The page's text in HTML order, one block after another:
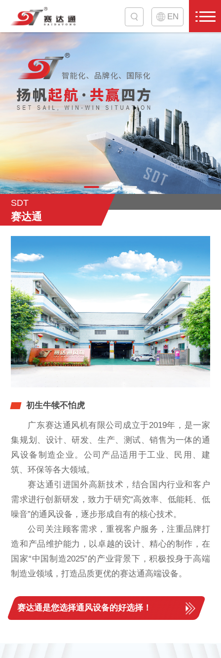
EN
SDT
赛达通
初生牛犊不怕虎
广东赛达通风机有限公司成立于2019年，是一家
集规划、设计、研发、生产、测试、销售为一体的通
风设备制造企业。公司产品适用于工业、民用、建
筑、环保等各大领域。
赛达通引进国外高新技术，结合国内行业和客户
需求进行创新研发，致力于研究“高效率、低能耗、低
噪音”的通风设备，逐步形成自有的核心技术。
公司关注顾客需求，重视客户服务，注重品牌打
造和产品维护能力，以卓越的设计、精心的制作，在
国家“中国制造2025”的产业背景下，积极投身于高端
制造业领域，打造品质更优的赛达通高端设备。
赛达通是您选择通风设备的好选择！